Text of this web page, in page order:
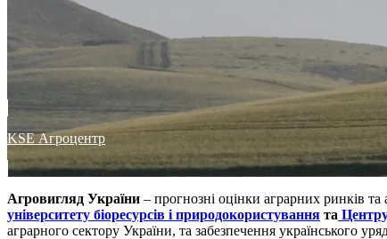
KSE Агроцентр
Агровигляд України – прогнозні оцінки аграрних ринків
університету біоресурсів і природокористування та
аграрного сектору України, та забезпечення українського